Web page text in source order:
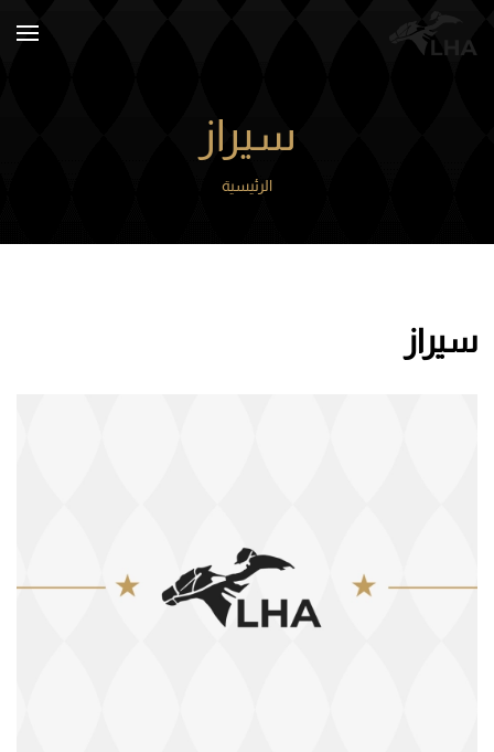
سيراز
الرئيسية
سيراز